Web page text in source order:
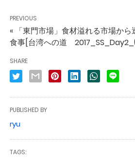
PREVIOUS
« 「東門市場」食材溢れる市場か
食事[台湾への道
SHARE
PUBLISHED BY
ryu
TAGS: